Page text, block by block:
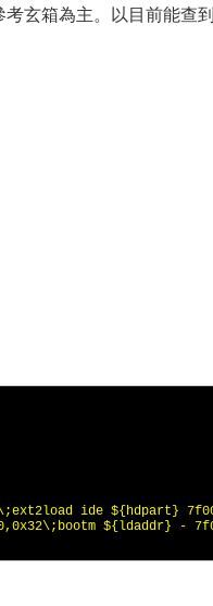
玄箱為主。以目前能查
ide ${hdpart}
${ldaddr} -